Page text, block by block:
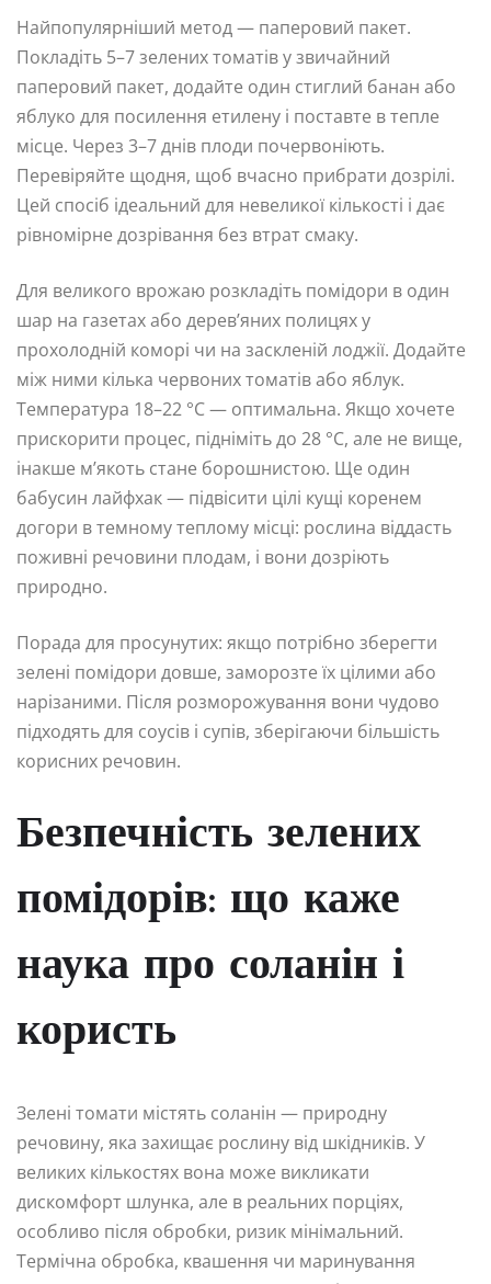
Найпопулярніший метод — паперовий пакет.
Покладіть 5–7 зелених томатів у звичайний
паперовий пакет, додайте один стиглий банан або
яблуко для посилення етилену і поставте в тепле
місце. Через 3–7 днів плоди почервоніють.
Перевіряйте щодня, щоб вчасно прибрати дозрілі.
Цей спосіб ідеальний для невеликої кількості і дає
рівномірне дозрівання без втрат смаку.
Для великого врожаю розкладіть помідори в один
шар на газетах або дерев’яних полицях у
прохолодній коморі чи на заскленій лоджії. Додайте
між ними кілька червоних томатів або яблук.
Температура 18–22 °C — оптимальна. Якщо хочете
прискорити процес, підніміть до 28 °C, але не вище,
інакше м’якоть стане борошнистою. Ще один
бабусин лайфхак — підвісити цілі кущі коренем
догори в темному теплому місці: рослина віддасть
поживні речовини плодам, і вони дозріють
природно.
Порада для просунутих: якщо потрібно зберегти
зелені помідори довше, заморозте їх цілими або
нарізаними. Після розморожування вони чудово
підходять для соусів і супів, зберігаючи більшість
корисних речовин.
Безпечність зелених
помідорів: що каже
наука про соланін і
користь
Зелені томати містять соланін — природну
речовину, яка захищає рослину від шкідників. У
великих кількостях вона може викликати
дискомфорт шлунка, але в реальних порціях,
особливо після обробки, ризик мінімальний.
Термічна обробка, квашення чи маринування